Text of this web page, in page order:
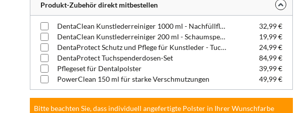
Produkt-Zubehör direkt mitbestellen
DentaClean Kunstlederreiniger 1000 ml - Nachfüllflasche
32,99 €
DentaClean Kunstlederreiniger 200 ml - Schaumspenderflasche
19,99 €
DentaProtect Schutz und Pflege für Kunstleder - Tuchspenderdose
24,99 €
DentaProtect Tuchspenderdosen-Set
84,99 €
Pflegeset für Dentalpolster
39,99 €
PowerClean 150 ml für starke Verschmutzungen
49,99 €
Bitte beachten Sie, dass individuell angefertigte Polster in Ihrer Wunschfarbe